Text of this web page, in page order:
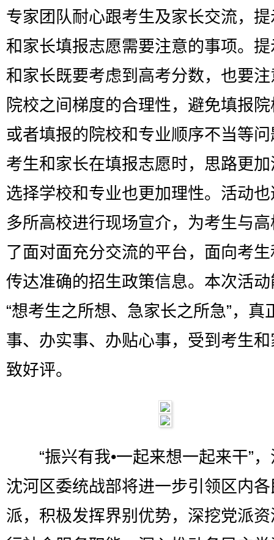
专家团队耐心跟考生及家长交流，
和家长填报志愿需要注意的事项。
和家长既要考虑到高考分数，也要
院校之间梯度的合理性，避免填报
或者填报的院校和专业顺序不当等
考生和家长在填报志愿时，思路更
选择学校和专业也更加理性。活动
多所高校进行现场宣介，为考生与
了面对面充分交流的平台，面向考
传达准确的招生政策信息。本次活
“想考生之所想、急家长之所急”，真
事、办实事、办贴心事，受到考生
致好评。
“振兴有我•一起来想一起来干”，
沈河区委统战部将进一步引领区内
派，积极发挥界别优势，深挖党派